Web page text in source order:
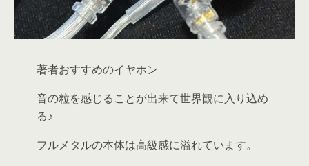
著者おすすめのイヤホン
音の粒を感じることが出来て世界観に入り込め
る♪
フルメタルの本体は高級感に溢れています。